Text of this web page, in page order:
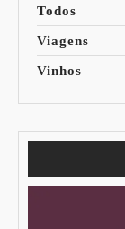
Todos
Viagens
Vinhos